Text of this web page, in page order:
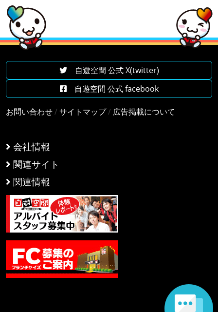
会社情報
関連サイト
関連情報
自遊空間 公式 X(twitter)
自遊空間 公式 facebook
お問い合わせ/サイトマップ/ 広告掲載について